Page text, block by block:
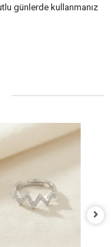
günlerde kullanmanız